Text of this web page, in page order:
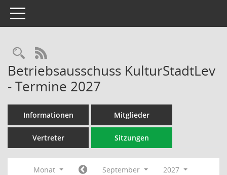
Toggle navigation
Rechercheauswahl
RSS-Feed
Betriebsausschuss KulturStadtLev
- Termine 2027
Informationen Mitglieder
Vertreter Sitzungen
Monat September
2027